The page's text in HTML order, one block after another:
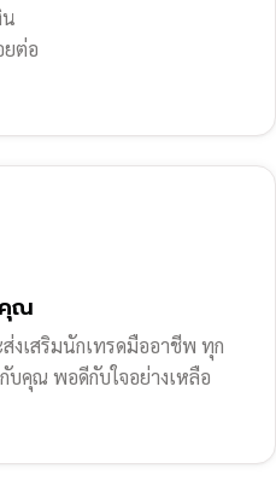
น
ยต่อ
คุณ
เสริมนักเทรดมืออาชีพ ทุก
คุณ พอดีกับใจอย่างเหลือ